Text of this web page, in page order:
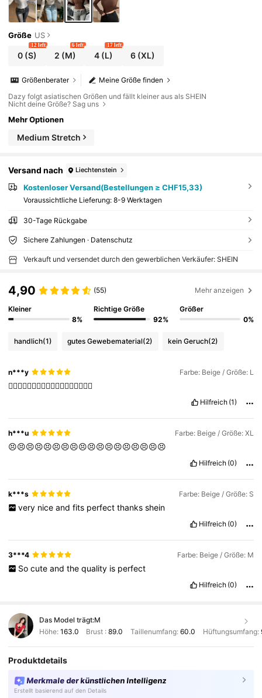
Größe US
0 (S)
12 left
2 (M)
6 left
4(L)
17 left
6 (XL)
Meine Größe finden
Größenberater
Dazy folgt asiatischen Größen und fällt kleiner aus als SHEIN
Nicht deine Größe? Sag uns
Mehr Optionen
Medium Stretch
Versand nach Liechtenstein
Kostenloser Versand(Bestellungen ≥ CHF15,33)
Voraussichtliche Lieferung: 8-9 Werktagen
30-Tage Rückgabe
Sichere Zahlungen · Datenschutz
Verkauft und versendet durch den gewerblichen Verkäufer: SHEIN
4,90 (55) Mehr anzeigen
Kleiner
8%
Richtige Größe
92%
Größer
0%
handlich(1) gutes Gewebematerial(2) kein Geruch(2)
n***y Farbe: Beige / Größe: L
✌🏻✌🏻✌🏻✌🏻✌🏻✌🏻✌🏻✌🏻✌🏻
Hilfreich (1)
h***u Farbe: Beige / Größe: XL
😣😣😣😣😣😣😣😣😣😣😣😣😣😣😣😣😣😣
Hilfreich (0)
k***s Farbe: Beige / Größe: S
very nice and fits perfect thanks shein
Hilfreich (0)
3***4 Farbe: Beige / Größe: M
So cute and the quality is perfect
Hilfreich (0)
Das Model trägt:M
Höhe: 163.0 Brust :89.0 Taillenumfang: 60.0 Hüftungsumfang:
Produktdetails
Merkmale der künstlichen Intelligenz
Erstellt basierend auf den Details